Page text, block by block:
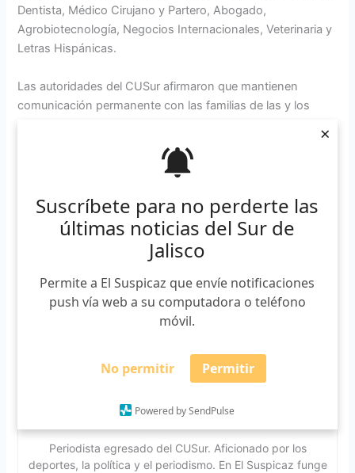
Suscríbete para no perderte las
últimas noticias del Sur de
Jalisco
Permite a El Suspicaz que envíe notificaciones
push vía web a su computadora o teléfono
móvil.
No permitir Permitir
Powered by SendPulse
×
Dentista, Médico Cirujano y Partero, Abogado,
Agrobiotecnología, Negocios Internacionales, Veterinaria y
Letras Hispánicas.
Las autoridades del CUSur afirmaron que mantienen
comunicación permanente con las familias de las y los
A través de las redes sociales, las personas piden al CUSur
que genere un mecanismo para dar respaldo jurídico a las
personas afectadas. A la par, que exija a la empresa
Autocamiones del Pacífico que emplee unidades en
óptimas condiciones. Esta es la única que presta el servicio
de transporte en esta ruta.
Lauro Rodríguez
Periodista egresado del CUSur. Aficionado por los
deportes, la política y el periodismo. En El Suspicaz funge